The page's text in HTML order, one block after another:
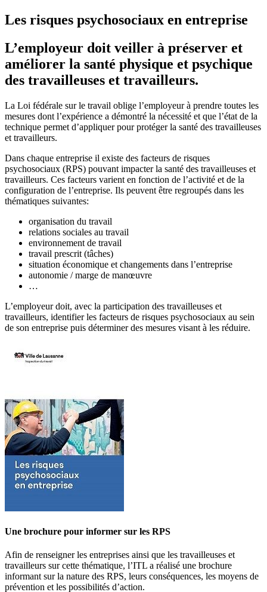
Les risques psychosociaux en entreprise
L’employeur doit veiller à préserver et
améliorer la santé physique et psychique
des travailleuses et travailleurs.
La Loi fédérale sur le travail oblige l’employeur à prendre toutes les
mesures dont l’expérience a démontré la nécessité et que l’état de la
technique permet d’appliquer pour protéger la santé des travailleuses
et travailleurs.
Dans chaque entreprise il existe des facteurs de risques
psychosociaux (RPS) pouvant impacter la santé des travailleuses et
travailleurs. Ces facteurs varient en fonction de l’activité et de la
configuration de l’entreprise. Ils peuvent être regroupés dans les
thématiques suivantes:
organisation du travail
relations sociales au travail
environnement de travail
travail prescrit (tâches)
situation économique et changements dans l’entreprise
autonomie / marge de manœuvre
…
L’employeur doit, avec la participation des travailleuses et
travailleurs, identifier les facteurs de risques psychosociaux au sein
de son entreprise puis déterminer des mesures visant à les réduire.
Une brochure pour informer sur les RPS
Afin de renseigner les entreprises ainsi que les travailleuses et
travailleurs sur cette thématique, l’ITL a réalisé une brochure
informant sur la nature des RPS, leurs conséquences, les moyens de
prévention et les possibilités d’action.